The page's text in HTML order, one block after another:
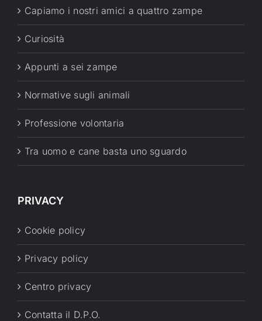
Capiamo i nostri amici a quattro zampe
Curiosità
Appunti a sei zampe
Normative sugli animali
Professione volontaria
Tra uomo e cane basta uno sguardo
PRIVACY
Cookie policy
Privacy policy
Centro privacy
Contatta il D.P.O.